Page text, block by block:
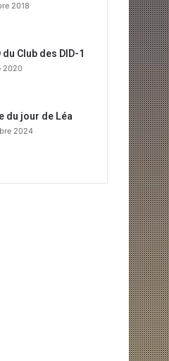
2018
Club des DID-1
2020
du jour de Léa
2024